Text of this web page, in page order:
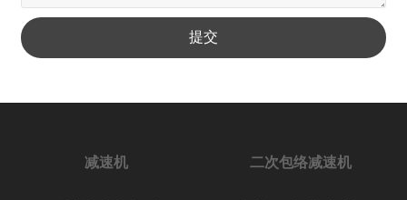
提交
减速机 二次包络减速机